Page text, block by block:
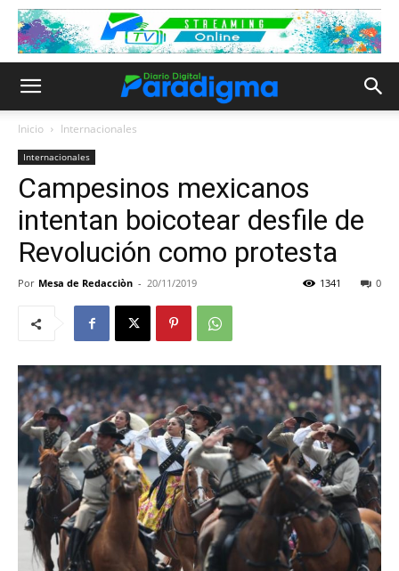
Inicio Internacionales
Internacionales
Campesinos mexicanos
intentan boicotear desfile de
Revolución como protesta
Por Mesa de Redacciòn - 20/11/2019 0
1341